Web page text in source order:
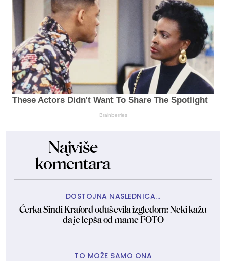
These Actors Didn't Want To Share The Spotlight
Brainberries
Najviše
komentara
DOSTOJNA NASLEDNICA...
Ćerka Sindi Kraford oduševila izgledom: Neki kažu
da je lepša od mame FOTO
TO MOŽE SAMO ONA